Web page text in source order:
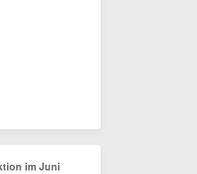
im Juni